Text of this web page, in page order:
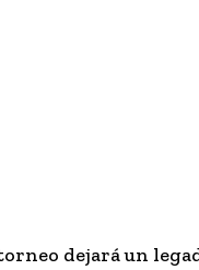
dejará un